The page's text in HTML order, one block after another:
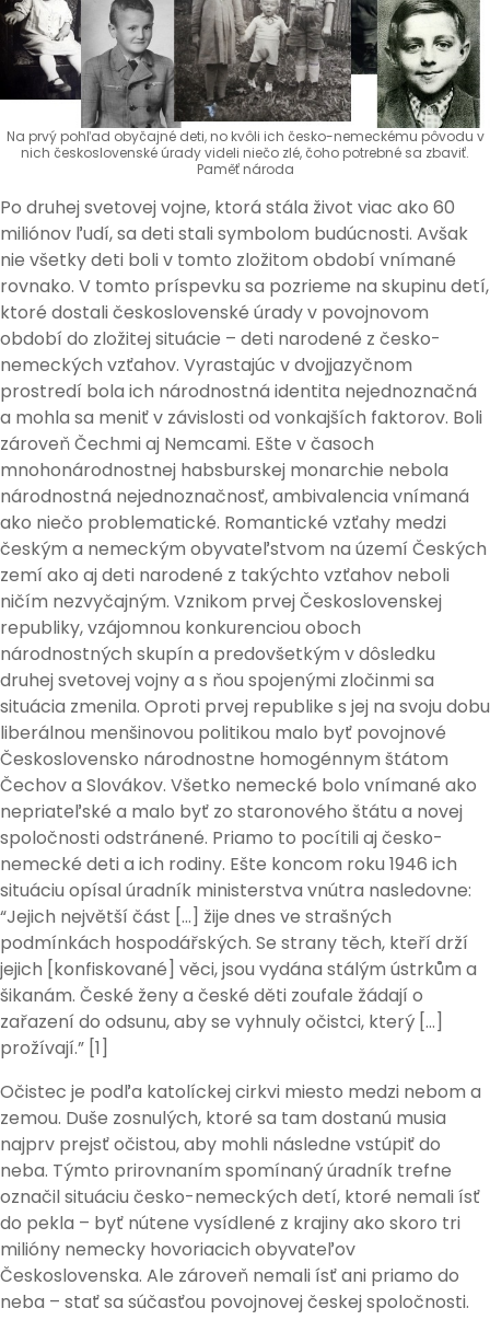
Na prvý pohľad obyčajné deti, no kvôli ich česko-nemeckému pôvodu v
nich československé úrady videli niečo zlé, čoho potrebné sa zbaviť.
Paměť národa
Po druhej svetovej vojne, ktorá stála život viac ako 60
miliónov ľudí, sa deti stali symbolom budúcnosti. Avšak
nie všetky deti boli v tomto zložitom období vnímané
rovnako. V tomto príspevku sa pozrieme na skupinu detí,
ktoré dostali československé úrady v povojnovom
období do zložitej situácie – deti narodené z česko-
nemeckých vzťahov. Vyrastajúc v dvojjazyčnom
prostredí bola ich národnostná identita nejednoznačná
a mohla sa meniť v závislosti od vonkajších faktorov. Boli
zároveň Čechmi aj Nemcami. Ešte v časoch
mnohonárodnostnej habsburskej monarchie nebola
národnostná nejednoznačnosť, ambivalencia vnímaná
ako niečo problematické. Romantické vzťahy medzi
českým a nemeckým obyvateľstvom na území Českých
zemí ako aj deti narodené z takýchto vzťahov neboli
ničím nezvyčajným. Vznikom prvej Československej
republiky, vzájomnou konkurenciou oboch
národnostných skupín a predovšetkým v dôsledku
druhej svetovej vojny a s ňou spojenými zločinmi sa
situácia zmenila. Oproti prvej republike s jej na svoju dobu
liberálnou menšinovou politikou malo byť povojnové
Československo národnostne homogénnym štátom
Čechov a Slovákov. Všetko nemecké bolo vnímané ako
nepriateľské a malo byť zo staronového štátu a novej
spoločnosti odstránené. Priamo to pocítili aj česko-
nemecké deti a ich rodiny. Ešte koncom roku 1946 ich
situáciu opísal úradník ministerstva vnútra nasledovne:
“Jejich největší část […] žije dnes ve strašných
podmínkách hospodářských. Se strany těch, kteří drží
jejich [konfiskované] věci, jsou vydána stálým ústrkům a
šikanám. České ženy a české děti zoufale žádají o
zařazení do odsunu, aby se vyhnuly očistci, který […]
prožívají.” [1]
Očistec je podľa katolíckej cirkvi miesto medzi nebom a
zemou. Duše zosnulých, ktoré sa tam dostanú musia
najprv prejsť očistou, aby mohli následne vstúpiť do
neba. Týmto prirovnaním spomínaný úradník trefne
označil situáciu česko-nemeckých detí, ktoré nemali ísť
do pekla – byť nútene vysídlené z krajiny ako skoro tri
milióny nemecky hovoriacich obyvateľov
Československa. Ale zároveň nemali ísť ani priamo do
neba – stať sa súčasťou povojnovej českej spoločnosti.